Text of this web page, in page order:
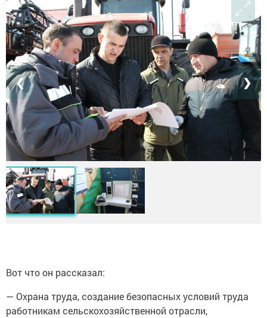
❮ ❯
Вот что он рассказал:
— Охрана труда, создание безопасных условий труда
работникам сельскохозяйственной отрасли,